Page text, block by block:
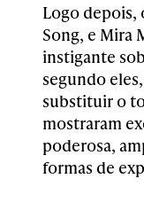
Logo depois,
Song, e Mira
instigante
segundo
substituir o
mostraram
poderosa,
formas de